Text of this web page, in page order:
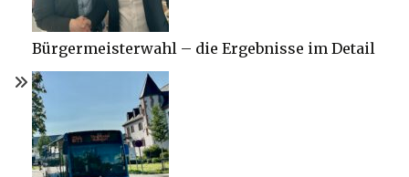
Bürgermeisterwahl – die Ergebnisse im Detail